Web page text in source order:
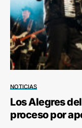
NOTICIAS
Los Alegres
proceso por